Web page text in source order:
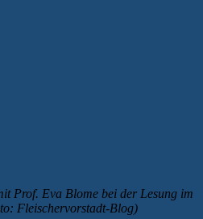
Prof. Eva Blome bei der Lesung im
Fleischervorstadt-Blog)